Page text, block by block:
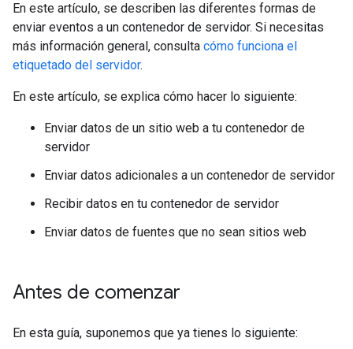
En este artículo, se describen las diferentes formas de
enviar eventos a un contenedor de servidor. Si necesitas
más información general, consulta cómo funciona el
etiquetado del servidor.
En este artículo, se explica cómo hacer lo siguiente:
Enviar datos de un sitio web a tu contenedor de
servidor
Enviar datos adicionales a un contenedor de servidor
Recibir datos en tu contenedor de servidor
Enviar datos de fuentes que no sean sitios web
Antes de comenzar
En esta guía, suponemos que ya tienes lo siguiente: